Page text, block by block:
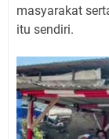
masyarakat
itu sendiri.